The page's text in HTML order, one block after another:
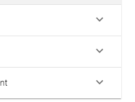
keyboard_arrow_down
keyboard_arrow_down
keyboard_arrow_down